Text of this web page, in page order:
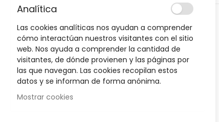
Liposín
HIGIENE Y SALUD
Champu Dermopel 400 Ml
18,17 €
25,95 €
Analítica
Las cookies analíticas nos ayudan a comprender
cómo interactúan nuestros visitantes con el sitio
web. Nos ayuda a comprender la cantidad de
visitantes, de dónde provienen y las páginas por
las que navegan. Las cookies recopilan estos
datos y se informan de forma anónima.
Mostrar cookies